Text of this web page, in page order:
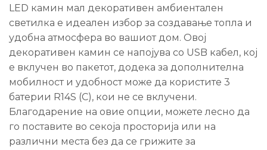
LED камин мал декоративен амбиентален
светилка е идеален избор за создавање топла и
удобна атмосфера во вашиот дом. Овој
декоративен камин се напојува со USB кабел, кој
е вклучен во пакетот, додека за дополнителна
мобилност и удобност може да користите 3
батерии R14S (C), кои не се вклучени.
Благодарение на овие опции, можете лесно да
го поставите во секоја просторија или на
различни места без да се грижите за